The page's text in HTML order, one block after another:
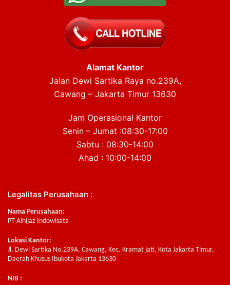
Alamat Kantor
Jalan Dewi Sartika Raya no.239A,
Cawang – Jakarta Timur 13630
Jam Operasional Kantor
Senin – Jumat :08:30-17:00
Sabtu : 08:30-14:00
Ahad : 10:00-14:00
Legalitas Perusahaan :
Nama Perusahaan:
PT Alhijaz Indowisata
Lokasi Kantor:
Jl. Dewi Sartika No.239A, Cawang, Kec. Kramat jati, Kota Jakarta Timur,
Daerah Khusus Ibukota Jakarta 13630
NIB :